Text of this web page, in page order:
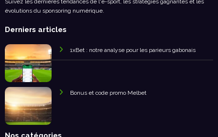
Suivez les dernières tendances de l'e-sport, les stratégies gagnantes et les
Derniers articles